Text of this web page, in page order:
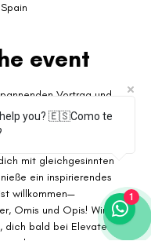
event
Vortrag und
die vielen Vorteile
wie sie dir helfen
mit gleichgesinnten
ein inspirierendes
willkommen—
Omis und Opis! Wir
dich bald bei Elevate
you? 🇪🇸Como te
1